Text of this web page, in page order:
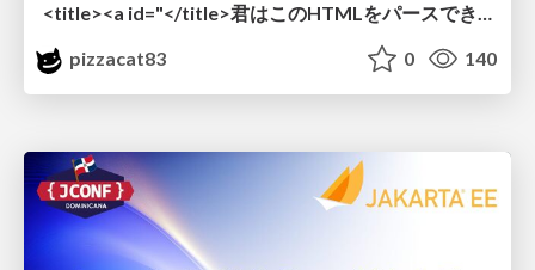
<title><a id="</title>君はこのHTMLをパースできるか"></a></title> #雑LT_study
pizzacat83
0 140